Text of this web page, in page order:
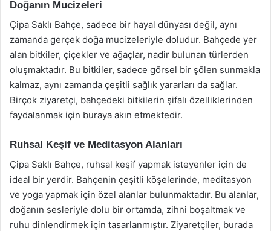
Doğanın Mucizeleri
Çipa Saklı Bahçe, sadece bir hayal dünyası değil, aynı
zamanda gerçek doğa mucizeleriyle doludur. Bahçede yer
alan bitkiler, çiçekler ve ağaçlar, nadir bulunan türlerden
oluşmaktadır. Bu bitkiler, sadece görsel bir şölen sunmakla
kalmaz, aynı zamanda çeşitli sağlık yararları da sağlar.
Birçok ziyaretçi, bahçedeki bitkilerin şifalı özelliklerinden
faydalanmak için buraya akın etmektedir.
Ruhsal Keşif ve Meditasyon Alanları
Çipa Saklı Bahçe, ruhsal keşif yapmak isteyenler için de
ideal bir yerdir. Bahçenin çeşitli köşelerinde, meditasyon
ve yoga yapmak için özel alanlar bulunmaktadır. Bu alanlar,
doğanın sesleriyle dolu bir ortamda, zihni boşaltmak ve
ruhu dinlendirmek için tasarlanmıştır. Ziyaretçiler, burada